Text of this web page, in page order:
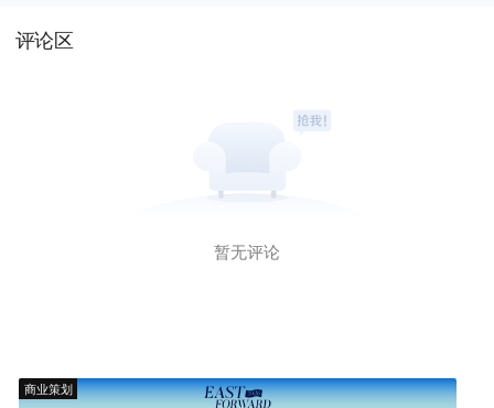
评论区
暂无评论
商业策划